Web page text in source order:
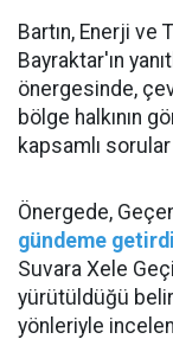
Bartın, Enerji ve
Bayraktar'ın
önergesinde,
bölge halkının
kapsamlı
Önergede,
gündeme
Suvara Xele
yürütüldüğü
yönleriyle